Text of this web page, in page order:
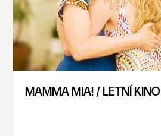
MAMMA MIA! / LETNÍ KINO